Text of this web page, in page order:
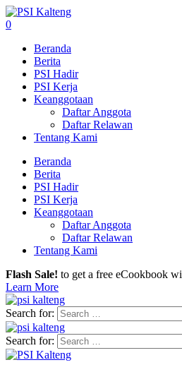
0
Beranda
Berita
PSI Hadir
PSI Kerja
Keanggotaan
Daftar Anggota
Daftar Relawan
Tentang Kami
Beranda
Berita
PSI Hadir
PSI Kerja
Keanggotaan
Daftar Anggota
Daftar Relawan
Tentang Kami
Flash Sale! to get a free eCookbook
Learn More
Search for:
Search for: